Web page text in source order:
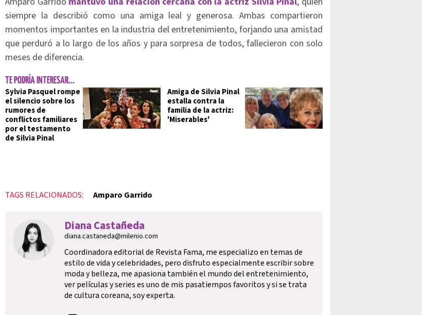
siempre la describió como una amiga leal y generosa. Ambas compartieron
momentos importantes en la industria del entretenimiento, forjando una amistad
que perduró a lo largo de los años y para sorpresa de todos, fallecieron con solo
meses de diferencia.
TE PODRÍA INTERESAR...
Sylvia Pasquel rompe
el silencio sobre los
rumores de
conflictos familiares
por el testamento
de Silvia Pinal
Amiga de Silvia Pinal
estalla contra la
familia de la actriz:
'Miserables'
TAGS RELACIONADOS: Amparo Garrido
Diana Castañeda
diana.castaneda@milenio.com
Coordinadora editorial de Revista Fama, me especializo en temas de
estilo de vida y celebridades, pero disfruto especialmente escribir sobre
moda y belleza, me apasiona también el mundo del entretenimiento,
ver películas y series es uno de mis pasatiempos favoritos y si se trata
de cultura coreana, soy experta.